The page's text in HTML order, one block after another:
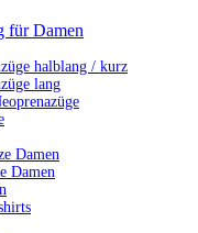
für Damen
halblang / kurz
lang
Damen
Damen